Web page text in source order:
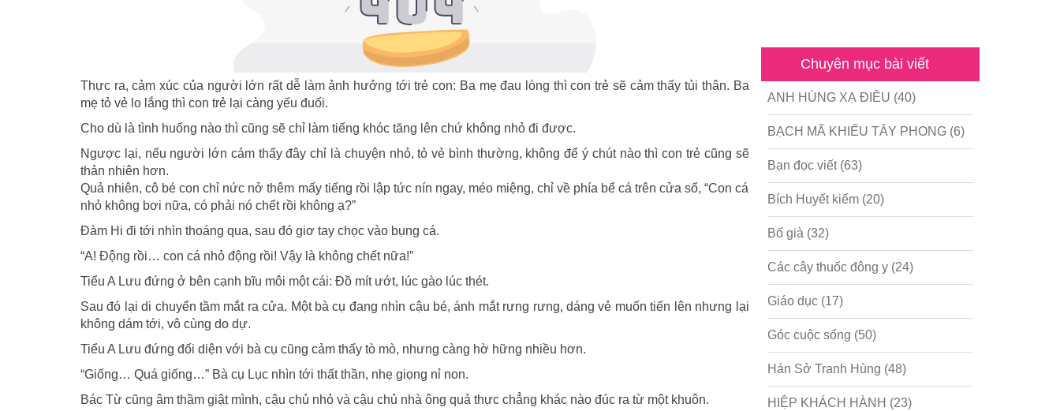
Thực ra, cảm xúc của người lớn rất dễ làm ảnh hưởng tới trẻ con: Ba mẹ đau lòng thì con trẻ sẽ cảm thấy tủi thân. Ba
mẹ tỏ vẻ lo lắng thì con trẻ lại càng yếu đuối.
Cho dù là tình huống nào thì cũng sẽ chỉ làm tiếng khóc tăng lên chứ không nhỏ đi được.
Ngược lại, nếu người lớn cảm thấy đây chỉ là chuyện nhỏ, tỏ vẻ bình thường, không để ý chút nào thì con trẻ cũng sẽ
thản nhiên hơn.
Quả nhiên, cô bé con chỉ nức nở thêm mấy tiếng rồi lập tức nín ngay, méo miệng, chỉ về phía bể cá trên cửa sổ, “Con cá
nhỏ không bơi nữa, có phải nó chết rồi không ạ?”
Đàm Hi đi tới nhìn thoáng qua, sau đó giơ tay chọc vào bụng cá.
“A! Động rồi… con cá nhỏ động rồi! Vậy là không chết nữa!”
Tiểu A Lưu đứng ở bên cạnh bĩu môi một cái: Đồ mít ướt, lúc gào lúc thét.
Sau đó lại di chuyển tầm mắt ra cửa. Một bà cụ đang nhìn cậu bé, ánh mắt rưng rưng, dáng vẻ muốn tiến lên nhưng lại
không dám tới, vô cùng do dự.
Tiểu A Lưu đứng đối diện với bà cụ cũng cảm thấy tò mò, nhưng càng hờ hững nhiều hơn.
“Giống… Quá giống…” Bà cụ Lục nhìn tới thất thần, nhẹ giọng nỉ non.
Bác Từ cũng âm thầm giật mình, cậu chủ nhỏ và cậu chủ nhà ông quả thực chẳng khác nào đúc ra từ một khuôn.
Chuyên mục bài viết
ANH HÙNG XẠ ĐIÊU (40)
BẠCH MÃ KHIẾU TÂY PHONG(6)
Bạn đọc viết(63)
Bích Huyết kiếm(20)
Bố già (32)
Các cây thuốc đông y(24)
Giáo dục(17)
Góc cuộc sống (50)
Hán Sở Tranh Hùng (48)
HIỆP KHÁCH HÀNH (23)